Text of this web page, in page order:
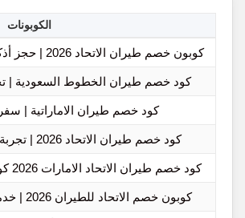
الكوبونات
كوبون خصم طيران الاتحاد 2026 | حجز أذكى بتكلفة أقل مع مرونة كاملة
كود خصم طيران الخطوط السعودية |
كود خصم طيران الاماراتية |
كود خصم طيران الاتحاد 2026 | تجربة سفر مريحة بقيمة أفضل
كود خصم طيران الاتحاد الامارات 2026 كوبون 10% etihad airways ae
كوبون خصم الاتحاد للطيران 2026 | خدمات سفر راقية بقيمة أذكى